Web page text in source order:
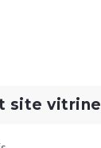
site vitrine